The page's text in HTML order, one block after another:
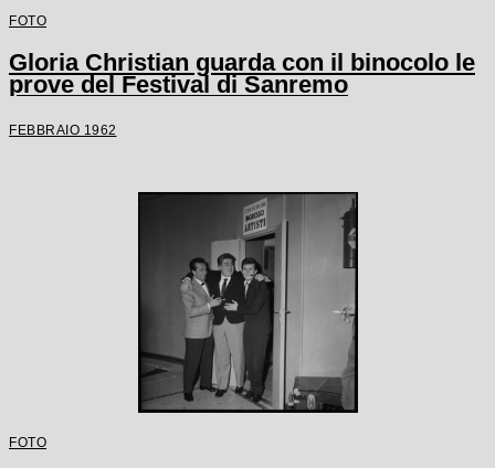
FOTO
Gloria Christian guarda con il binocolo le
prove del Festival di Sanremo
FEBBRAIO 1962
FOTO